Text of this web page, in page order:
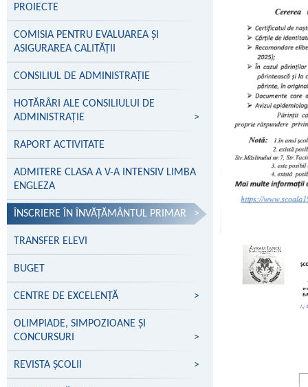
PROIECTE
COMISIA PENTRU EVALUAREA ȘI
ASIGURAREA CALITĂȚII
CONSILIUL DE ADMINISTRAȚIE
HOTĂRÂRI ALE CONSILIULUI DE
ADMINISTRAȚIE
>
RAPORT ACTIVITATE
ADMITERE CLASA A V-A INTENSIV LIMBA
ENGLEZA
ÎNSCRIERE ÎN ÎNVĂŢĂMÂNTUL PRIMAR >
TRANSFER ELEVI
BUGET
CENTRE DE EXCELENŢĂ >
OLIMPIADE, SIMPOZIOANE ȘI
CONCURSURI
>
REVISTA ȘCOLII >